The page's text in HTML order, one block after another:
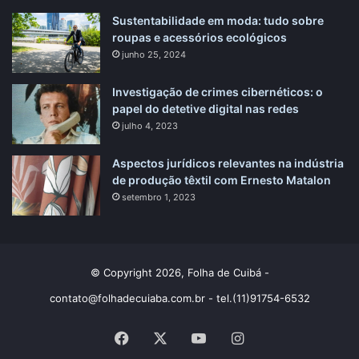
Sustentabilidade em moda: tudo sobre
roupas e acessórios ecológicos
junho 25, 2024
Investigação de crimes cibernéticos: o
papel do detetive digital nas redes
julho 4, 2023
Aspectos jurídicos relevantes na indústria
de produção têxtil com Ernesto Matalon
setembro 1, 2023
© Copyright 2026, Folha de Cuibá -
contato@folhadecuiaba.com.br- tel.(11)91754-6532
Facebook YouTubeInstagram